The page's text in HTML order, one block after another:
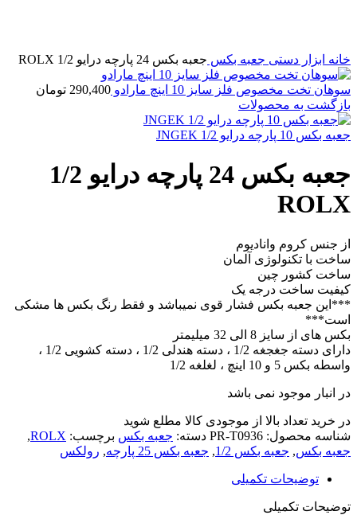
خانه ابزار دستی جعبه بکس جعبه بکس 24 پارچه درایو 1/2 ROLX
سوهان تخت مخصوص فلز سایز 10 اینچ مارادو 290,400 تومان
بازگشت به محصولات
جعبه بکس 10 پارچه درایو 1/2 JNGEK
جعبه بکس 24 پارچه درایو 1/2
ROLX
از جنس کروم وانادیوم
ساخت با تکنولوژی آلمان
ساخت کشور چین
کیفیت ساخت درجه یک
***این جعبه بکس فشار قوی نمیباشد و فقط رنگ بکس ها مشکی
است***
بکس های از سایز 8 الی 32 میلیمتر
دارای دسته جغجغه 1/2 ، دسته هندلی 1/2 ، دسته کشویی 1/2 ،
واسطه بکس 5 و 10 اینچ ، لغلغه 1/2
در انبار موجود نمی باشد
در خرید تعداد بالا از موجودی کالا مطلع شوید
شناسه محصول: PR-T0936 دسته: جعبه بکس برچسب: ROLX
,
جعبه بکس, جعبه بکس 1/2 , جعبه بکس 25 پارچه , رولکس
توضیحات تکمیلی
توضیحات تکمیلی